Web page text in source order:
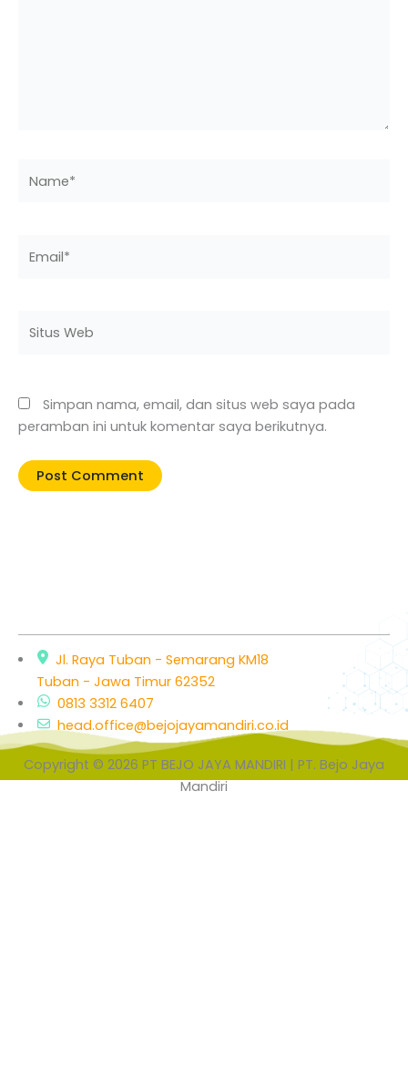
Web
Simpan nama, email, dan situs web saya pada
peramban ini untuk komentar saya berikutnya.
Jl. Raya Tuban - Semarang KM18
Tuban - Jawa Timur 62352
0813 3312 6407
head.office@bejojayamandiri.co.id
Copyright © 2026 PT BEJO JAYA MANDIRI | PT. Bejo Jaya
Mandiri